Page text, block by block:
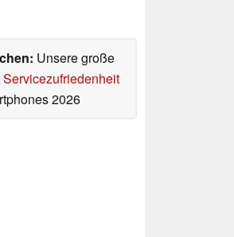
Unsere große
Servicezufriedenheit
2026